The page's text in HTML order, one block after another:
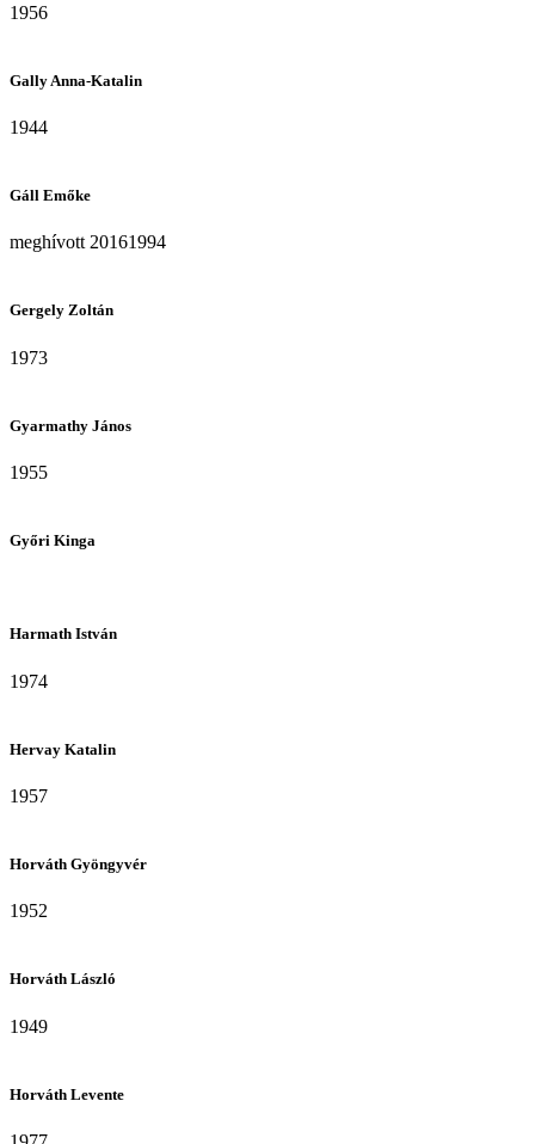
1956
Gally Anna-Katalin
1944
Gáll Emőke
meghívott 20161994
Gergely Zoltán
1973
Gyarmathy János
1955
Győri Kinga
Harmath István
1974
Hervay Katalin
1957
Horváth Gyöngyvér
1952
Horváth László
1949
Horváth Levente